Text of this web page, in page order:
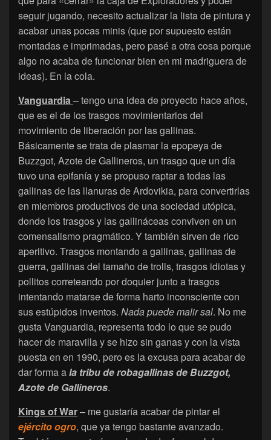
seguir jugando, necesito actualizar la lista de pintura y
acabar unas pocas minis (que por supuesto están
montadas e imprimadas, pero pasé a otra cosa porque
algo no acaba de funcionar bien en mi madriguera de
ideas). En la cola.
Vanguardia– tengo una idea de proyecto hace años,
que es el de los trasgos movimientarios del
movimiento de liberación por las gallinas.
Básicamente se trata de plasmar la epopeya de
Buzzgot, Azote de Gallineros, un trasgo que un día
tuvo una epifanía y se propuso raptar a todas las
gallinas de las llanuras de Ardovikia, para convertirlas
en miembros productivos de una sociedad utópica,
donde los trasgos y las gallináceas conviven en un
comensalismo pragmático. Y también sirven de rico
aperitivo. Trasgos montando a gallinas, gallinas de
guerra, gallinas del tamaño de trolls, trasgos idiotas y
pollitos correteando por doquier junto a trasgos
intentando matarse de forma harto inconsciente con
sus estúpidos inventos. Nada puede malir sal. No me
gusta Vanguardia, representa todo lo que se pudo
hacer de maravilla y se hizo sin ganas y con la vista
puesta en en 1990, pero es la excusa para acabar de
dar forma ala tribu de robagallinas de Buzzgot,
Azote de Gallineros.
Kings of War– me gustaría acabar de pintar el
ejército ogro, que ya tengo bastante avanzado.